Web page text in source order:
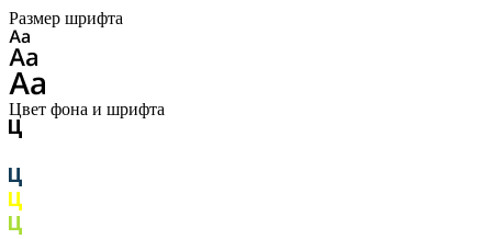
Размер шрифта
Цвет фона и шрифта